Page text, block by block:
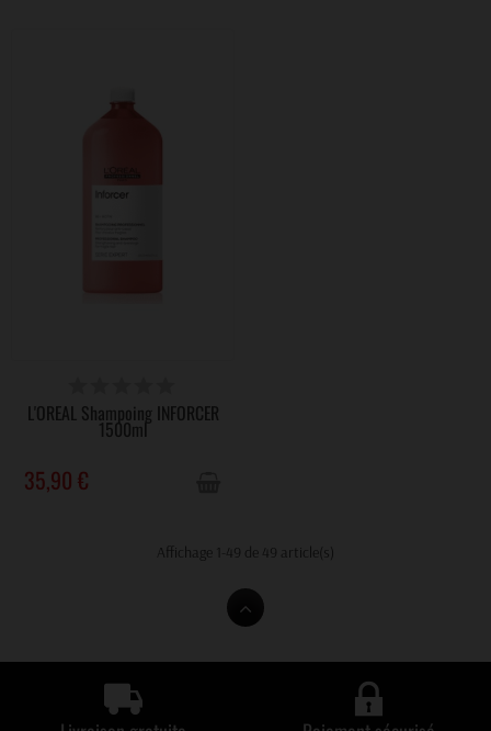
L'ORÉAL Shampoing INFORCER
1500ml
35,90 €
Affichage 1-49 de 49 article(s)